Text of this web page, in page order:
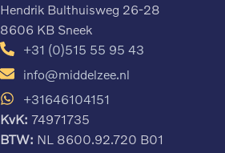
Hendrik Bulthuisweg 26-28
8606 KB Sneek
+31 (0)515 55 95 43
info@middelzee.nl
+31646104151
KvK: 74971735
BTW: NL 8600.92.720 B01